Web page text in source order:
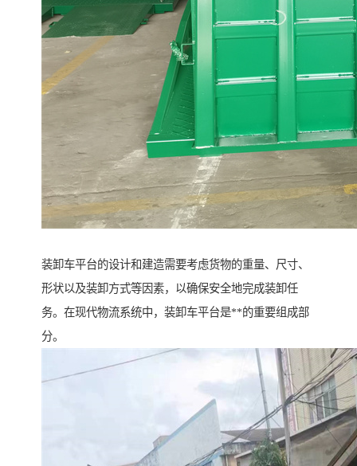
装卸车平台的设计和建造需要考虑货物的重量、尺寸、
形状以及装卸方式等因素，以确保安全地完成装卸任
务。在现代物流系统中，装卸车平台是**的重要组成部
分。